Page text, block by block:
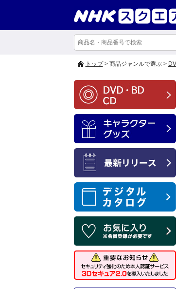
トップ> 商品ジャンルで選ぶ >